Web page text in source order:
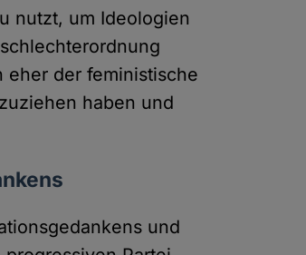
nutzt, um Ideologien
der feministische
haben und
und